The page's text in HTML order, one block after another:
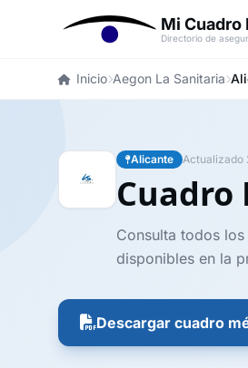
Mi Cuadro
Directorio de
Inicio Aegon La Sanitaria
Alicante Actualizado
Cuadro
Consulta todos
disponibles en la
Descargar cuadro